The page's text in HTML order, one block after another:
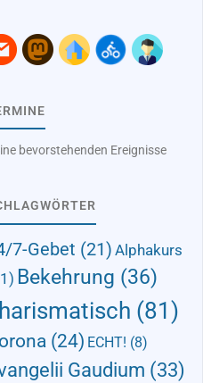
bevorstehenden Ereignisse
7-Gebet (21) Alphakurs
Bekehrung (36)
(81)
(24) ECHT! (8)
Gaudium (33)